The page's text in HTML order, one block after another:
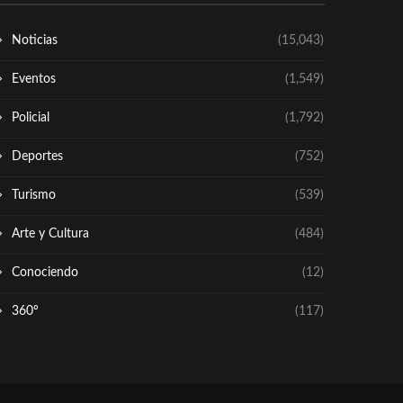
Noticias (15,043)
Eventos (1,549)
Policial (1,792)
Deportes (752)
Turismo (539)
Arte y Cultura (484)
Conociendo (12)
360º (117)